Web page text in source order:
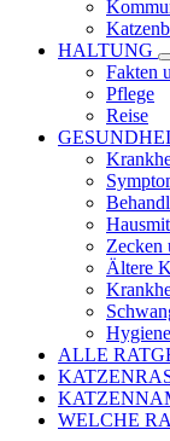
HALTUNG
Fakten
Pflege
Reise
Zecken
Ältere
Hygiene
ALLE
WELCHE